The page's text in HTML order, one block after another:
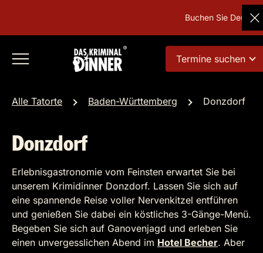
Buchen Sie
Termine suchen
Alle Tatorte Baden-Württemberg Donzdorf
Donzdorf
Erlebnisgastronomie vom Feinsten erwartet Sie bei
unserem Krimidinner Donzdorf. Lassen Sie sich auf
eine spannende Reise voller Nervenkitzel entführen
und genießen Sie dabei ein köstliches 3-Gänge-Menü.
Begeben Sie sich auf Ganovenjagd und erleben Sie
einen unvergesslichen Abend im Hotel Becher. Aber